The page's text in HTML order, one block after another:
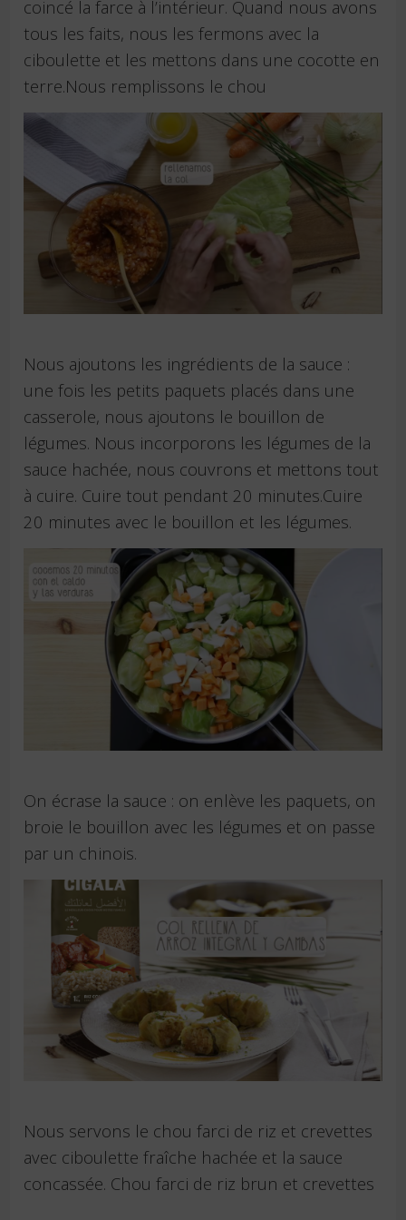
coincé la farce à l’intérieur. Quand nous avons
tous les faits, nous les fermons avec la
ciboulette et les mettons dans une cocotte en
terre.Nous remplissons le chou
Nous ajoutons les ingrédients de la sauce :
une fois les petits paquets placés dans une
casserole, nous ajoutons le bouillon de
légumes. Nous incorporons les légumes de la
sauce hachée, nous couvrons et mettons tout
à cuire. Cuire tout pendant 20 minutes.Cuire
20 minutes avec le bouillon et les légumes.
On écrase la sauce : on enlève les paquets, on
broie le bouillon avec les légumes et on passe
par un chinois.
Nous servons le chou farci de riz et crevettes
avec ciboulette fraîche hachée et la sauce
concassée. Chou farci de riz brun et crevettes